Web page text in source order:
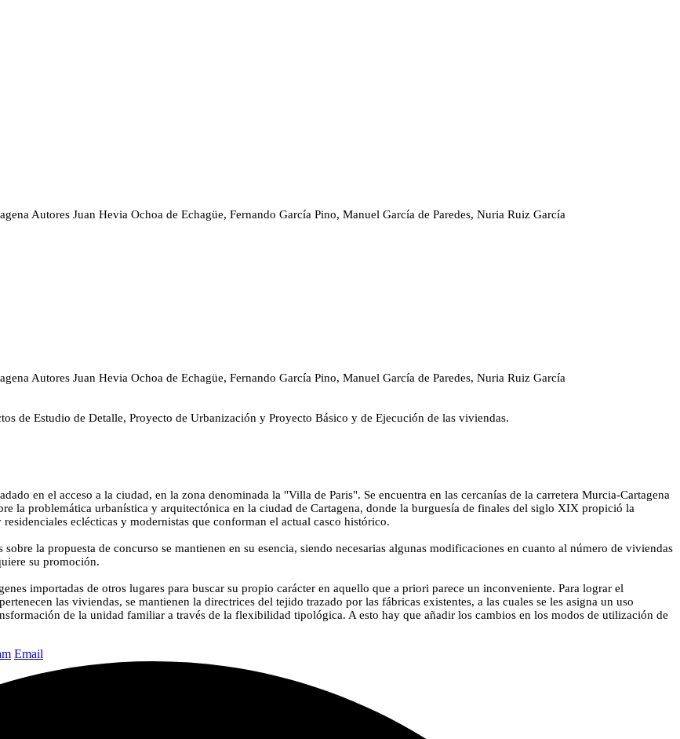
Autores Juan Hevia Ochoa de Echagüe, Fernando García Pino, Manuel García de Paredes, Nuria Ruiz García
Autores Juan Hevia Ochoa de Echagüe, Fernando García Pino, Manuel García de Paredes, Nuria Ruiz García
de Estudio de Detalle, Proyecto de Urbanización y Proyecto Básico y de Ejecución de las viviendas.
en el acceso a la ciudad, en la zona denominada la "Villa de Paris". Se encuentra en las cercanías de la carretera Murcia-Cartagena
la problemática urbanística y arquitectónica en la ciudad de Cartagena, donde la burguesía de finales del siglo XIX propició la
eclécticas y modernistas que conforman el actual casco histórico.
la propuesta de concurso se mantienen en su esencia, siendo necesarias algunas modificaciones en cuanto al número de viviendas
su promoción.
importadas de otros lugares para buscar su propio carácter en aquello que a priori parece un inconveniente. Para lograr el
las viviendas, se mantienen la directrices del tejido trazado por las fábricas existentes, a las cuales se les asigna un uso
de la unidad familiar a través de la flexibilidad tipológica. A esto hay que añadir los cambios en los modos de utilización de
Email